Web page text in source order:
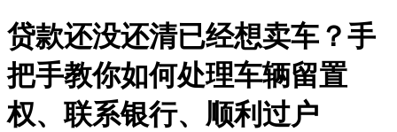
贷款还没还清已经想卖车？手
把手教你如何处理车辆留置
权、联系银行、顺利过户